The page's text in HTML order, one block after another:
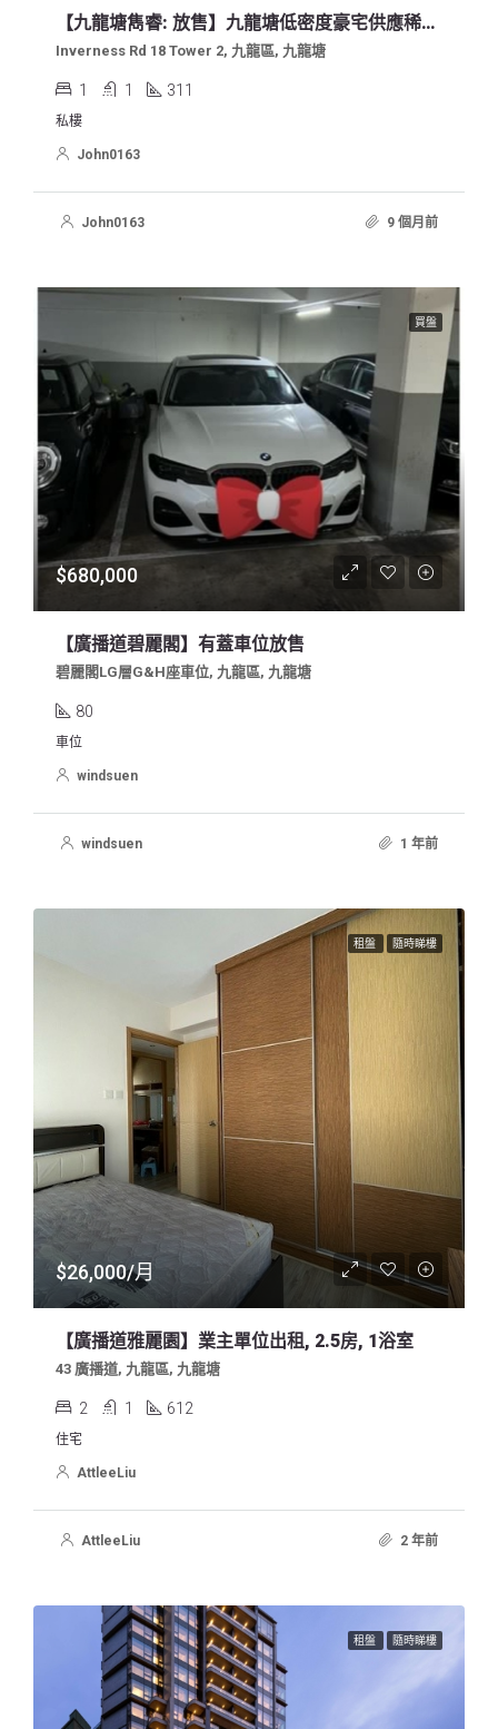
【九龍塘雋睿: 放售】九龍塘低密度豪宅供應稀缺一房平台戶特色單位向南內園景，環境清幽，遠離馬路，鳥雨花香
Inverness Rd 18 Tower 2, 九龍區, 九龍塘
1 1 311
私樓
John0163
John0163 9 個月前
買盤
$680,000
【廣播道碧麗閣】有蓋車位放售
碧麗閣LG層G&H座車位, 九龍區, 九龍塘
80
車位
windsuen
windsuen 1 年前
租盤 隨時睇樓
$26,000/月
【廣播道雅麗園】業主單位出租, 2.5房, 1浴室
43 廣播道, 九龍區, 九龍塘
2 1 612
住宅
AttleeLiu
AttleeLiu 2 年前
租盤 隨時睇樓